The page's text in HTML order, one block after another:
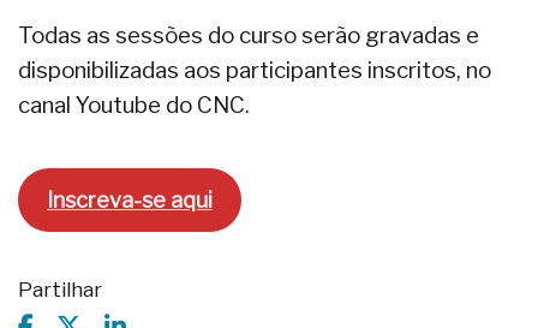
Todas as sessões do curso serão gravadas e
disponibilizadas aos participantes inscritos, no
canal Youtube do CNC.
Inscreva-se aqui
Partilhar